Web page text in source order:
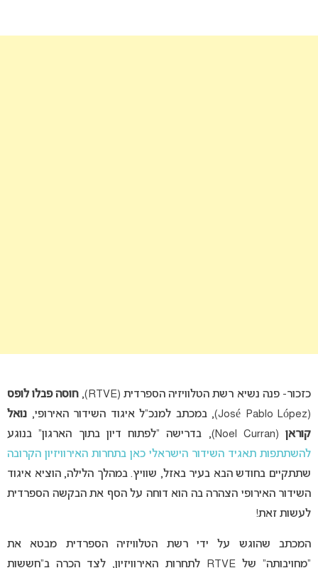
כזכור- פנה נשיא רשת הטלוויזיה הספרדית (RTVE),
חוסה פבלו לופס
(José Pablo López), במכתב למנכ”ל איגוד השידור האירופי,
נואל
קוראן (Noel Curran), בדרישה “לפתוח דיון בתוך הארגון” בנוגע
להשתתפות תאגיד השידור הישראלי כאן בתחרות האירוויזיון הקרובה
שתתקיים בחודש הבא בעיר באזל, שוויץ. במהלך הלילה, הוציא איגוד
השידור האירופי הצהרה בה הוא דוחה על הסף את הבקשה הספרדית
לעשות זאת!
המכתב שהוגש על ידי רשת הטלוויזיה הספרדית מבטא את
“מחויבותה” של RTVE לתחרות האירוויזיון, לצד הכרה ב”חששות